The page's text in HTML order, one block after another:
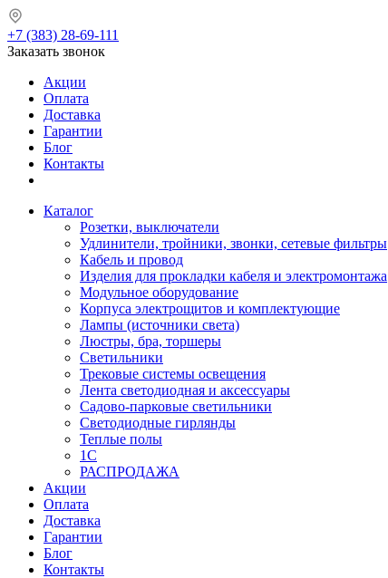
+7 (383) 28-69-111
Заказать звонок
Акции
Оплата
Доставка
Гарантии
Блог
Контакты
Каталог
Розетки, выключатели
Удлинители, тройники, звонки, сетевые фильтры
Кабель и провод
Изделия для прокладки кабеля и электромонтажа
Модульное оборудование
Корпуса электрощитов и комплектующие
Лампы (источники света)
Люстры, бра, торшеры
Светильники
Трековые системы освещения
Лента светодиодная и аксессуары
Садово-парковые светильники
Светодиодные гирлянды
Теплые полы
1С
РАСПРОДАЖА
Акции
Оплата
Доставка
Гарантии
Блог
Контакты